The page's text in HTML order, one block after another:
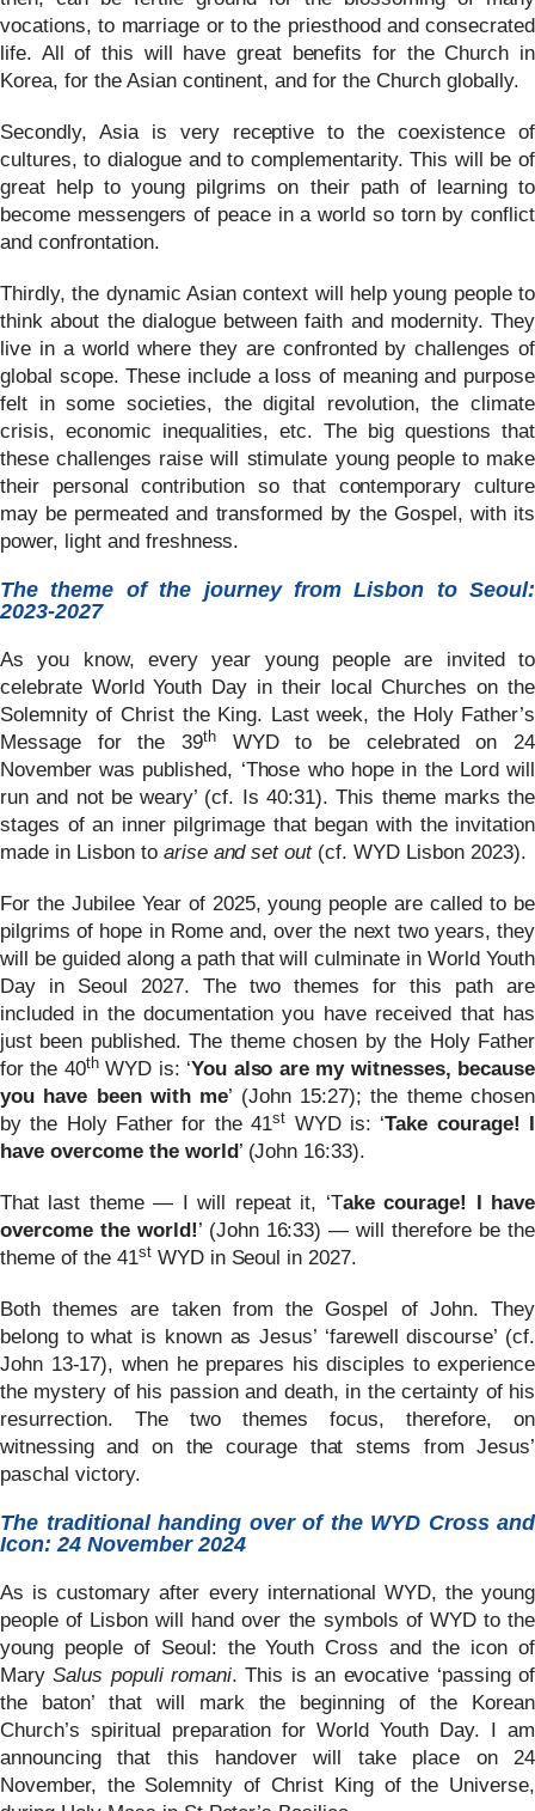
vocations, to marriage or to the priesthood and consecrated
life. All of this will have great benefits for the Church in
Korea, for the Asian continent, and for the Church globally.
Secondly, Asia is very receptive to the coexistence of
cultures, to dialogue and to complementarity. This will be of
great help to young pilgrims on their path of learning to
become messengers of peace in a world so torn by conflict
and confrontation.
Thirdly, the dynamic Asian context will help young people to
think about the dialogue between faith and modernity. They
live in a world where they are confronted by challenges of
global scope. These include a loss of meaning and purpose
felt in some societies, the digital revolution, the climate
crisis, economic inequalities, etc. The big questions that
these challenges raise will stimulate young people to make
their personal contribution so that contemporary culture
may be permeated and transformed by the Gospel, with its
power, light and freshness.
The theme of the journey from Lisbon to Seoul:
2023-2027
As you know, every year young people are invited to
celebrate World Youth Day in their local Churches on the
Solemnity of Christ the King. Last week, the Holy Father’s
Message for the 39thWYD to be celebrated on 24
November was published, ‘Those who hope in the Lord will
run and not be weary’ (cf. Is 40:31). This theme marks the
stages of an inner pilgrimage that began with the invitation
made in Lisbon to arise and set out(cf. WYD Lisbon 2023).
For the Jubilee Year of 2025, young people are called to be
pilgrims of hope in Rome and, over the next two years, they
will be guided along a path that will culminate in World Youth
Day in Seoul 2027. The two themes for this path are
included in the documentation you have received that has
just been published. The theme chosen by the Holy Father
for the 40thWYD is: ‘You also are my witnesses, because
you have been with me’ (John 15:27); the theme chosen
by the Holy Father for the 41st WYD is: ‘Take courage! I
have overcome the world ’ (John 16:33).
That last theme — I will repeat it, ‘Take courage! I have
overcome the world!’ (John 16:33) — will therefore be the
theme of the 41stWYD in Seoul in 2027.
Both themes are taken from the Gospel of John. They
belong to what is known as Jesus’ ‘farewell discourse’ (cf.
John 13-17), when he prepares his disciples to experience
the mystery of his passion and death, in the certainty of his
resurrection. The two themes focus, therefore, on
witnessing and on the courage that stems from Jesus’
paschal victory.
The traditional handing over of the WYD Cross and
Icon: 24 November 2024
As is customary after every international WYD, the young
people of Lisbon will hand over the symbols of WYD to the
young people of Seoul: the Youth Cross and the icon of
MarySalus populi romani. This is an evocative ‘passing of
the baton’ that will mark the beginning of the Korean
Church’s spiritual preparation for World Youth Day. I am
announcing that this handover will take place on 24
November, the Solemnity of Christ King of the Universe,